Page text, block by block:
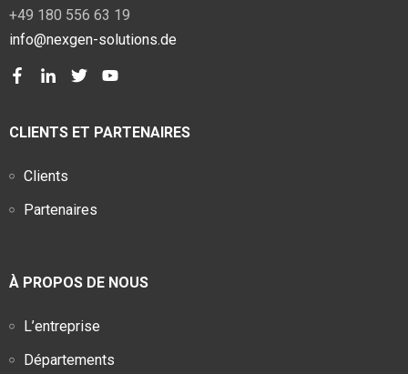
+49 180 556 63 19
info@nexgen-solutions.de
CLIENTS ET PARTENAIRES
Clients
Partenaires
À PROPOS DE NOUS
L’entreprise
Départements